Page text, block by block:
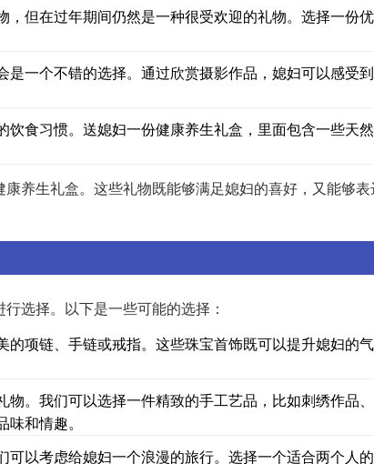
但在过年期间仍然是一种很受欢迎的礼物。选择一份优
一个不错的选择。通过欣赏摄影作品，媳妇可以感受
食习惯。送媳妇一份健康养生礼盒，里面包含一些天
养生礼盒。这些礼物既能够满足媳妇的喜好，又能够
选择。以下是一些可能的选择：
项链、手链或戒指。这些珠宝首饰既可以提升媳妇的
。我们可以选择一件精致的手工艺品，比如刺绣作品
和情趣。
以考虑给媳妇一个浪漫的旅行。选择一个适合两个人